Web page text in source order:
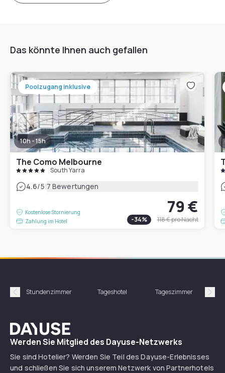
Das könnte Ihnen auch gefallen
Poolzugang inklusive
10h - 15h
The Como Melbourne
South Yarra
4.6/5|7 Bewertungen
Kostenlose Stornierung
Zahlung im Hotel
79 €
-34% 118 €pro Nacht
Précédent
Stundenzimmer Tageshotel Tageszimmer
Dayuse
Werden Sie Mitglied des Dayuse-Netzwerks
Sie sind Hotelier? Werden Sie Teil des Dayuse-Erlebnisses
und schließen Sie sich unserem Netzwerk von Partnerhotels